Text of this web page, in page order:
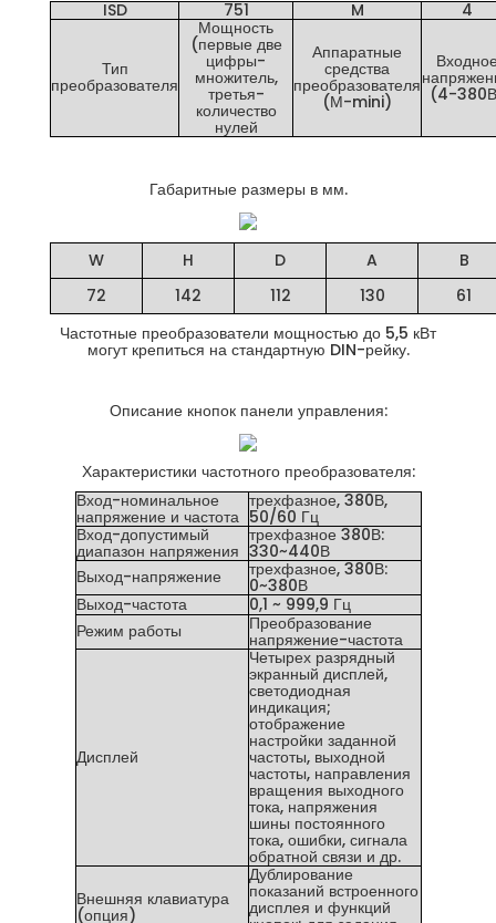
ISD
751 M 4
Тип
преобразователя
Мощность
(первые две
цифры-
множитель,
третья-
количество
нулей
Аппаратные
средства
преобразователя
(М-mini) (4-
Габаритные размеры в мм.
W H D A
B
72
142 112 130
61
Частотные преобразователи мощностью до 5,5 кВт
могут крепиться на стандартную DIN-рейку.
Описание кнопок панели управления:
Характеристики частотного преобразователя:
Вход-номинальное
напряжение и частота
трехфазное, 380В,
50/60 Гц
Вход-допустимый
диапазон напряжения
трехфазное 380В:
330~440В
Выход-напряжение
трехфазное, 380В:
0~380В
Выход-частота
0,1 ~ 999,9 Гц
Режим работы
Преобразование
напряжение-частота
Дисплей
Четырех разрядный
экранный дисплей,
светодиодная
индикация;
отображение
настройки заданной
частоты, выходной
частоты, направления
вращения выходного
тока, напряжения
шины постоянного
тока, ошибки, сигнала
обратной связи и др.
Внешняя клавиатура
(опция)
Дублирование
показаний встроенного
дисплея и функций